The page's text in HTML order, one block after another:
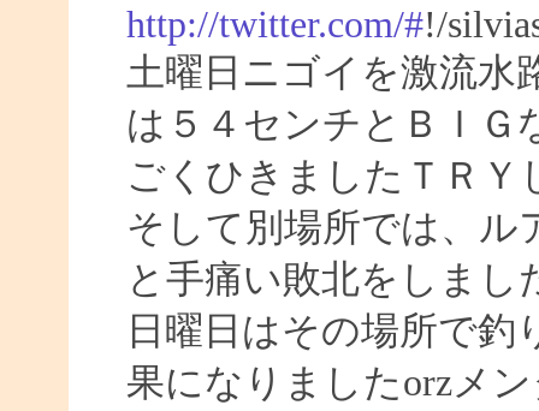
http://twitter.com/#!/
土曜日ニゴイを激流水
は５４センチとＢＩＧ
ごくひきましたＴＲ
そして別場所では、ル
と手痛い敗北をしまし
日曜日はその場所で
果になりましたorzメ